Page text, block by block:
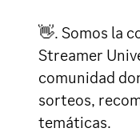
👋. Somos la
Streamer
comunidad
sorteos,
temáticas.